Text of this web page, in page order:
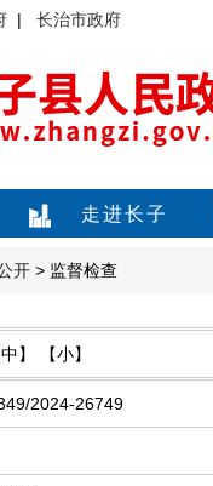
| 长治市政府
走进长子
开 > 监督检查
中】 【小】
2024-26749